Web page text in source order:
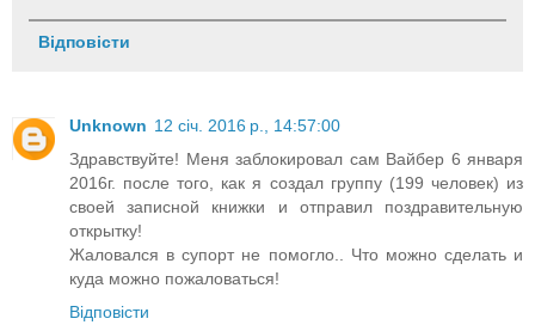
Відповісти
Unknown 12 січ. 2016 р., 14:57:00
Здравствуйте! Меня заблокировал сам Вайбер 6 января
2016г. после того, как я создал группу (199 человек) из
своей записной книжки и отправил поздравительную
открытку!
Жаловался в супорт не помогло.. Что можно сделать и
куда можно пожаловаться!
Відповісти